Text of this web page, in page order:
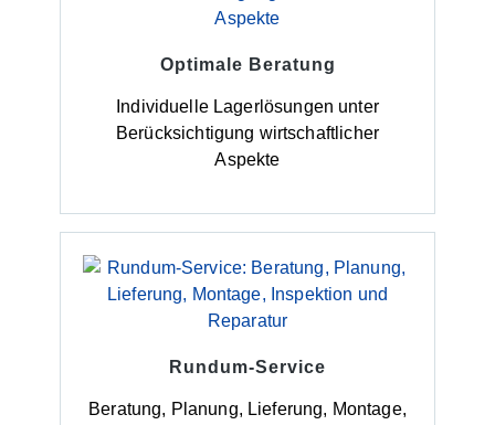
Optimale Beratung
Individuelle Lagerlösungen unter
Berücksichtigung wirtschaftlicher
Aspekte
Rundum-Service
Beratung, Planung, Lieferung, Montage,